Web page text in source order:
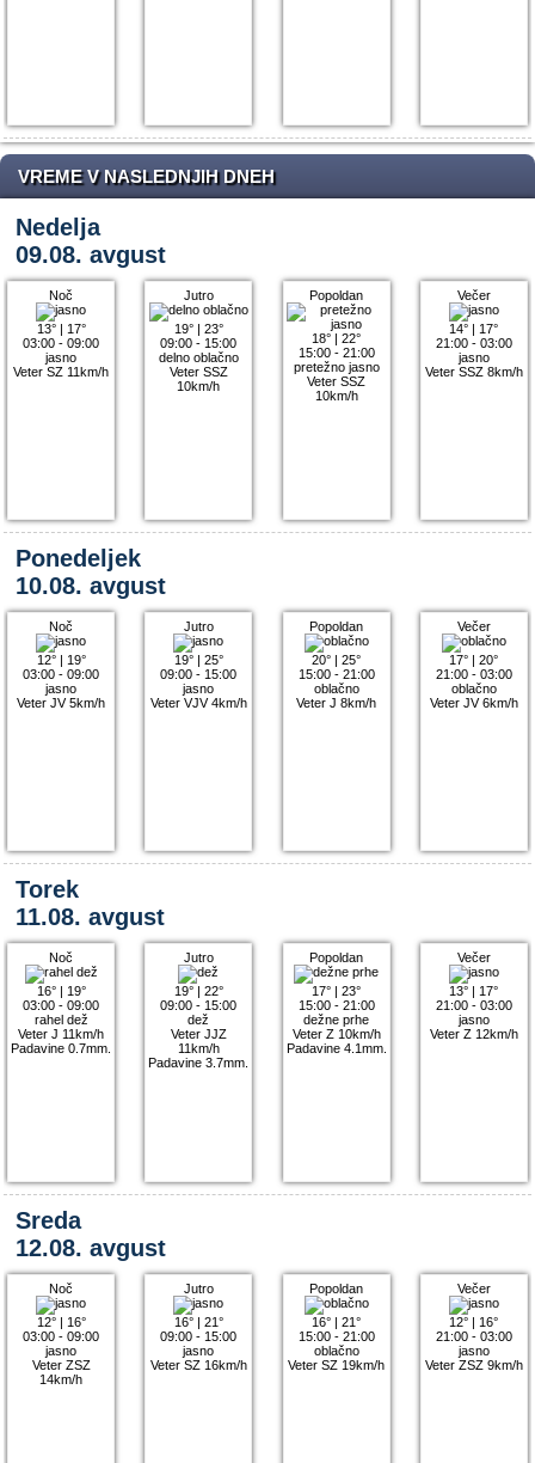
VREME V NASLEDNJIH DNEH
Nedelja
09.08. avgust
Noč
13°| 17°
03:00 - 09:00
jasno
Veter SZ 11km/h
Jutro
19°| 23°
09:00 - 15:00
delno oblačno
Veter SSZ
10km/h
Popoldan
18° |22°
15:00 - 21:00
pretežno jasno
Veter SSZ
10km/h
Večer
14° | 17°
21:00 - 03:00
jasno
Veter SSZ 8km/h
Ponedeljek
10.08. avgust
Noč
12°| 19°
03:00 - 09:00
jasno
Veter JV 5km/h
Jutro
19°| 25°
09:00 - 15:00
jasno
Veter VJV 4km/h
Popoldan
20° |25°
15:00 - 21:00
oblačno
Veter J 8km/h
Večer
17° |20°
21:00 - 03:00
oblačno
Veter JV 6km/h
Torek
11.08. avgust
Noč
16°| 19°
03:00 - 09:00
rahel dež
Veter J 11km/h
Padavine 0.7mm.
Jutro
19°| 22°
09:00 - 15:00
dež
Veter JJZ
11km/h
Padavine 3.7mm.
Popoldan
17° |23°
15:00 - 21:00
dežne prhe
Veter Z 10km/h
Padavine 4.1mm.
Večer
13° | 17°
21:00 - 03:00
jasno
Veter Z 12km/h
Sreda
12.08. avgust
Noč
12°| 16°
03:00 - 09:00
jasno
Veter ZSZ
14km/h
Jutro
16°| 21°
09:00 - 15:00
jasno
Veter SZ 16km/h
Popoldan
16° |21°
15:00 - 21:00
oblačno
Veter SZ 19km/h
Večer
12° | 16°
21:00 - 03:00
jasno
Veter ZSZ 9km/h